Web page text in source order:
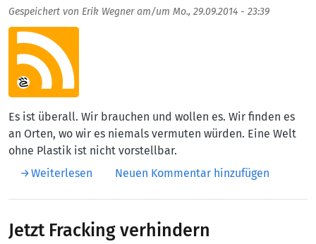
Gespeichert von Erik Wegneram/um Mo., 29.09.2014 - 23:39
Aufmacherbild
Es ist überall. Wir brauchen und wollen es. Wir finden es
an Orten, wo wir es niemals vermuten würden. Eine Welt
ohne Plastik ist nicht vorstellbar.
Weiterlesen über Plastik. Wir brauchen und wollen es.
Neuen Kommentar hinzufügen
Jetzt Fracking verhindern